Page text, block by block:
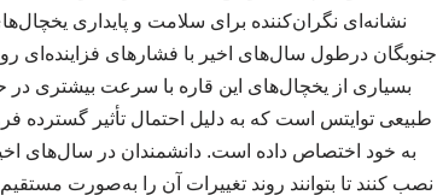
نشانه‌ای نگران‌کننده برای سلامت و پایداری
جنوبگان درطول سال‌های اخیر با فشارهای فزاینده‌ای
بسیاری از یخچال‌های این قاره با سرعت بیشتری در
طبیعی توایتس است که به دلیل احتمال تأثیر گسترده
به خود اختصاص داده است. دانشمندان در سال‌های
نصب کنند تا بتوانند روند تغییرات آن را به‌صورت